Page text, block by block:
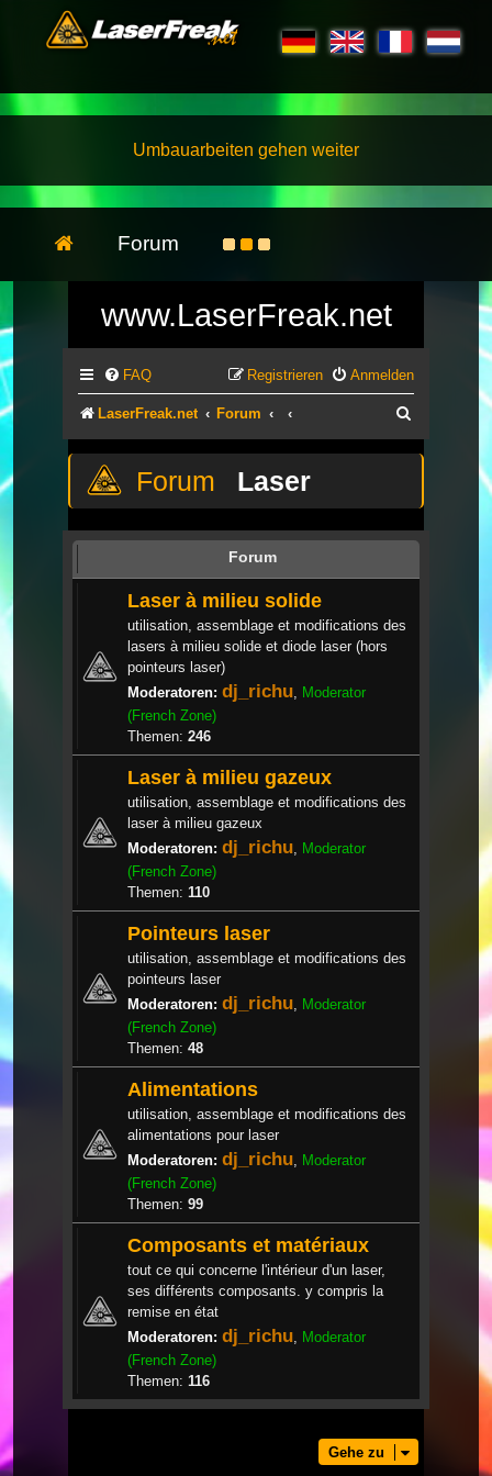
Umbauarbeiten gehen weiter
Forum
www.LaserFreak.net
FAQ Anmelden
Registrieren
LaserFreak.net Forum
Laser
Forum
Laser à milieu solide
utilisation, assemblage et modifications des
lasers à milieu solide et diode laser (hors
pointeurs laser)
Moderatoren: dj_richu Moderator
(French Zone)
Themen: 246
Laser à milieu gazeux
utilisation, assemblage et modifications des
laser à milieu gazeux
Moderatoren: dj_richu Moderator
(French Zone)
Themen: 110
Pointeurs laser
utilisation, assemblage et modifications des
pointeurs laser
Moderatoren: dj_richu Moderator
(French Zone)
Themen: 48
Alimentations
utilisation, assemblage et modifications des
alimentations pour laser
Moderatoren: dj_richu Moderator
(French Zone)
Themen: 99
Composants et matériaux
tout ce qui concerne l'intérieur d'un laser,
ses différents composants. y compris la
remise en état
Moderatoren: dj_richu Moderator
(French Zone)
Themen: 116
Gehe zu